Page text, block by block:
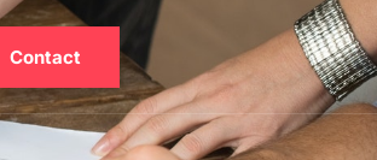
Contact